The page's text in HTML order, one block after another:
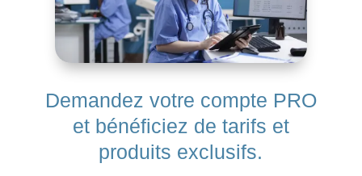
Demandez votre compte PRO
et bénéficiez de tarifs et
produits exclusifs.